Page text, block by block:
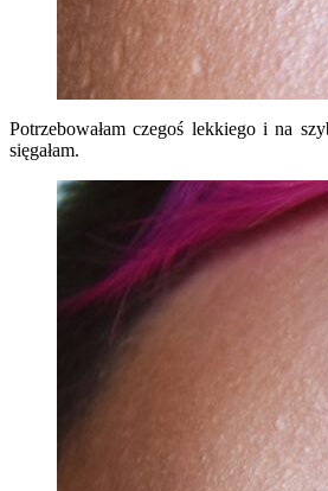
Potrzebowałam czegoś lekkiego i na
sięgałam.